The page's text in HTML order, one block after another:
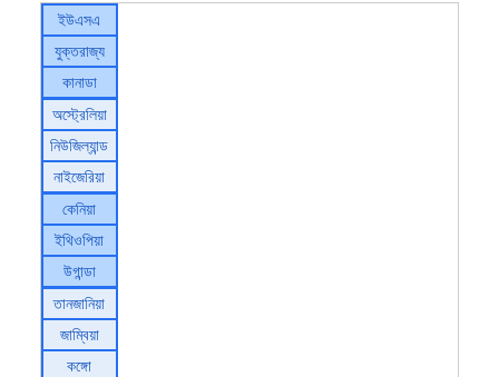
ইউএসএ
যুক্তরাজ্য
কানাডা
অস্ট্রেলিয়া
নিউজিল্যান্ড
নাইজেরিয়া
কেনিয়া
ইথিওপিয়া
উগান্ডা
তানজানিয়া
জাম্বিয়া
কঙ্গো